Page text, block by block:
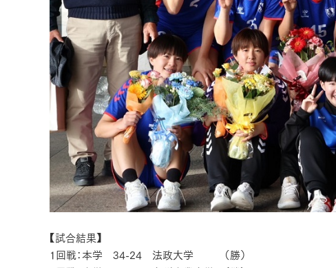
【試合結果】
1回戦：本学 34-24 法政大学 （勝）